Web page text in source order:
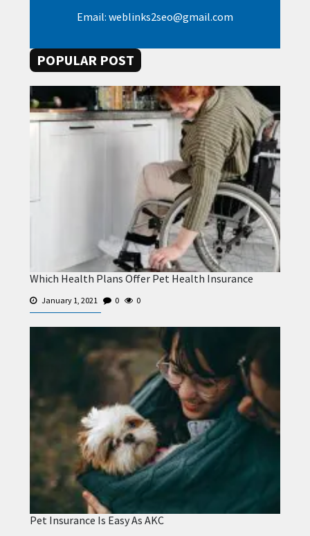
Email: weblinks2seo@gmail.com
POPULAR POST
Which Health Plans Offer Pet Health Insurance
January 1, 2021 0 0
Pet Insurance Is Easy As AKC